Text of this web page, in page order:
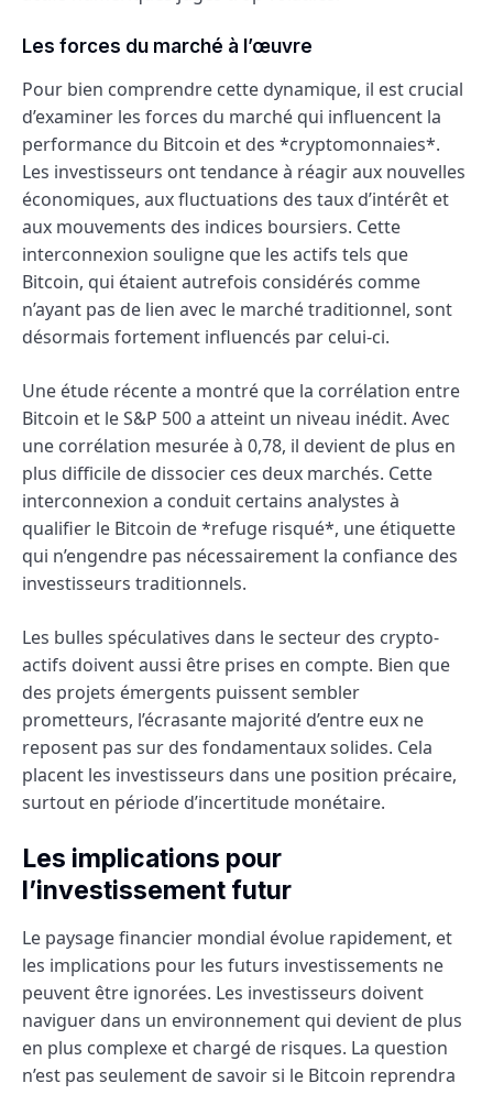
Les forces du marché à l’œuvre
Pour bien comprendre cette dynamique, il est crucial
d’examiner les forces du marché qui influencent la
performance du Bitcoin et des *cryptomonnaies*.
Les investisseurs ont tendance à réagir aux nouvelles
économiques, aux fluctuations des taux d’intérêt et
aux mouvements des indices boursiers. Cette
interconnexion souligne que les actifs tels que
Bitcoin, qui étaient autrefois considérés comme
n’ayant pas de lien avec le marché traditionnel, sont
désormais fortement influencés par celui-ci.
Une étude récente a montré que la corrélation entre
Bitcoin et le S&P 500 a atteint un niveau inédit. Avec
une corrélation mesurée à 0,78, il devient de plus en
plus difficile de dissocier ces deux marchés. Cette
interconnexion a conduit certains analystes à
qualifier le Bitcoin de *refuge risqué*, une étiquette
qui n’engendre pas nécessairement la confiance des
investisseurs traditionnels.
Les bulles spéculatives dans le secteur des crypto-
actifs doivent aussi être prises en compte. Bien que
des projets émergents puissent sembler
prometteurs, l’écrasante majorité d’entre eux ne
reposent pas sur des fondamentaux solides. Cela
placent les investisseurs dans une position précaire,
surtout en période d’incertitude monétaire.
Les implications pour
l’investissement futur
Le paysage financier mondial évolue rapidement, et
les implications pour les futurs investissements ne
peuvent être ignorées. Les investisseurs doivent
naviguer dans un environnement qui devient de plus
en plus complexe et chargé de risques. La question
n’est pas seulement de savoir si le Bitcoin reprendra